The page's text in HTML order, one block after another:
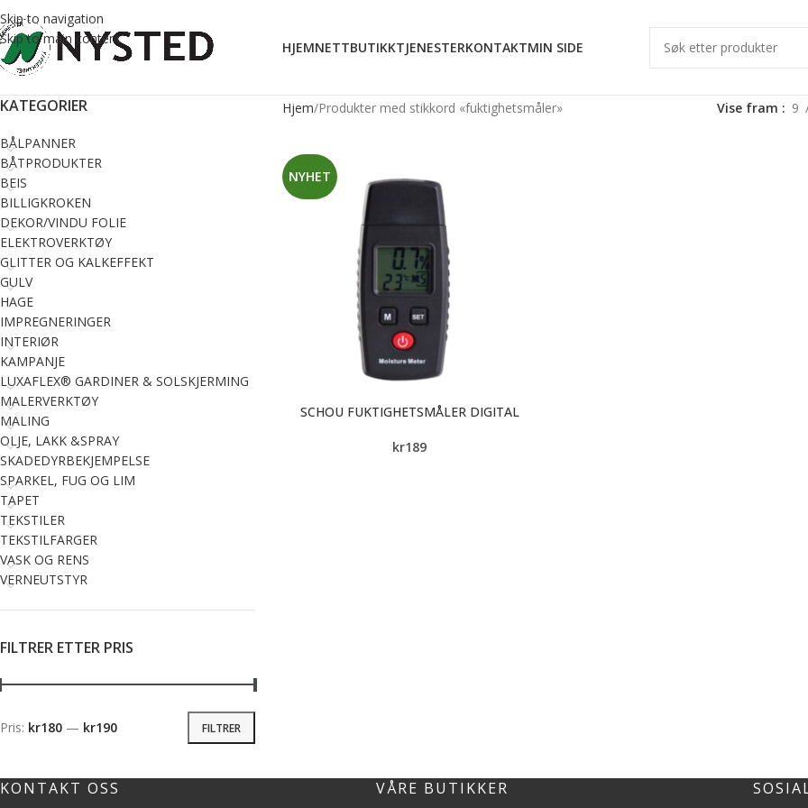
Skip to navigation
Skip to main content
HJEMNETTBUTIKKTJENESTERKONTAKTMIN SIDE
KATEGORIER
BÅLPANNER
BÅTPRODUKTER
BEIS
BILLIGKROKEN
DEKOR/VINDU FOLIE
ELEKTROVERKTØY
GLITTER OG KALKEFFEKT
GULV
HAGE
IMPREGNERINGER
INTERIØR
KAMPANJE
LUXAFLEX® GARDINER & SOLSKJERMING
MALERVERKTØY
MALING
OLJE, LAKK &SPRAY
SKADEDYRBEKJEMPELSE
SPARKEL, FUG OG LIM
TAPET
TEKSTILER
TEKSTILFARGER
VASK OG RENS
VERNEUTSTYR
FILTRER ETTER PRIS
FILTRER
Pris: kr180 — kr190
Hjem Produkter med stikkord «fuktighetsmåler» Vise fram 9
NYHET
SCHOU FUKTIGHETSMÅLER DIGITAL
kr189
KONTAKT OSS VÅRE BUTIKKER